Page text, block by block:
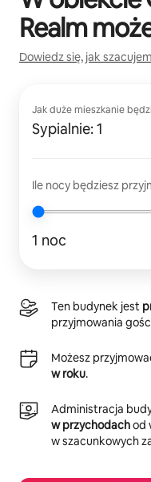
Realm
Dowiedz się, jak
Jak duże mieszkanie
Sypialnie: 1
Ile nocy będziesz
1 noc
Ten budynek jest
przyjmowania
Możesz
w roku.
Administracja
w przychodachod
w szacunkowych